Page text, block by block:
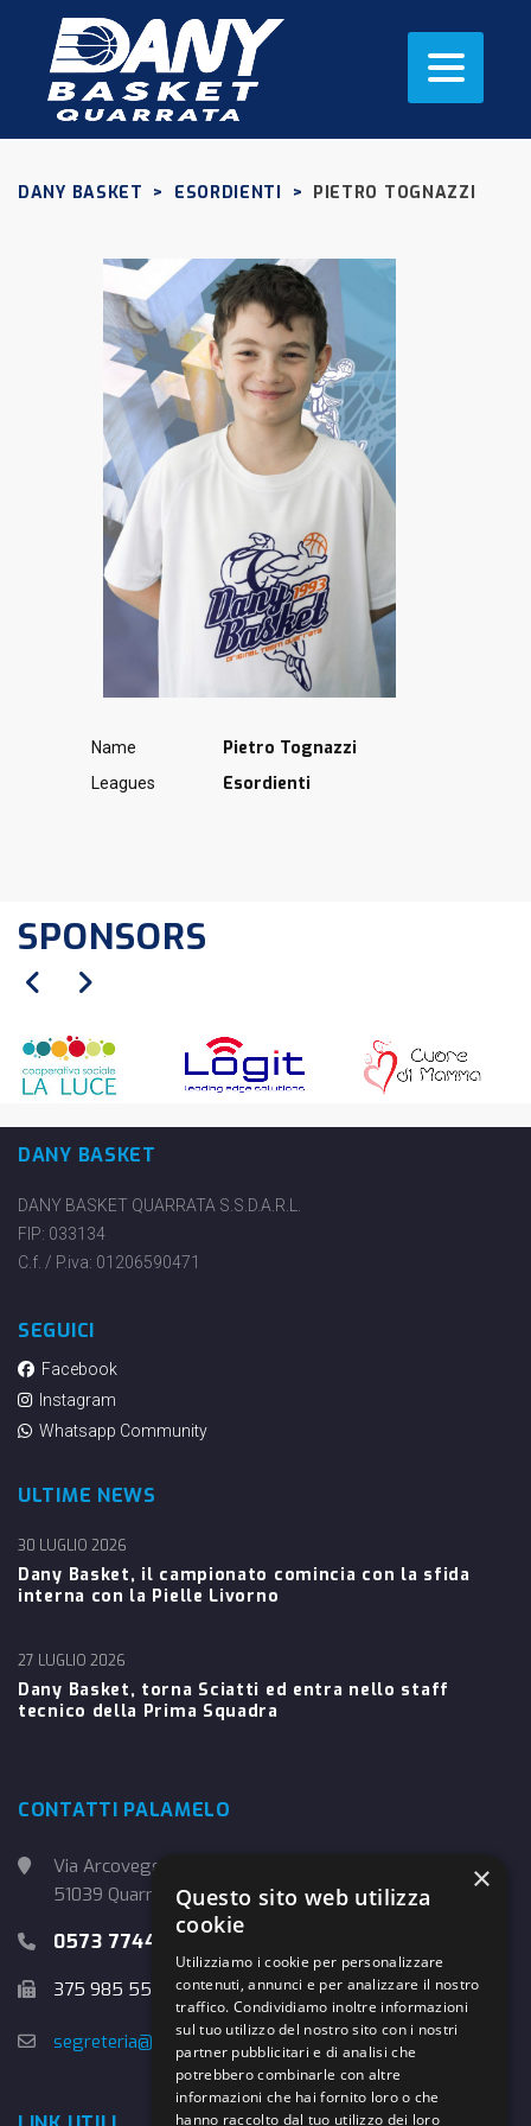
DANY BASKET > ESORDIENTI > PIETRO TOGNAZZI
Name Pietro Tognazzi
Leagues Esordienti
SPONSORS
DANY BASKET
DANY BASKET QUARRATA S.S.D.A.R.L.
FIP: 033134
C.f. / P.iva: 01206590471
SEGUICI
Facebook
Instagram
Whatsapp Community
ULTIME NEWS
Dany Basket, il campionato comincia con la sfida
interna con la Pielle Livorno
30 LUGLIO 2026
Dany Basket, torna Sciatti ed entra nello staff
tecnico della Prima Squadra
27 LUGLIO 2026
CONTATTI PALAMELO
Via Arcoveggio, 4
51039 Quarrata (PT)
0573 774457
375 985 5526
segreteria@danybasket.it
×
Questo sito web utilizza
cookie
Utilizziamo i cookie per personalizzare
contenuti, annunci e per analizzare il nostro
traffico. Condividiamo inoltre informazioni
sul tuo utilizzo del nostro sito con i nostri
partner pubblicitari e di analisi che
potrebbero combinarle con altre
informazioni che hai fornito loro o che
hanno raccolto dal tuo utilizzo dei loro